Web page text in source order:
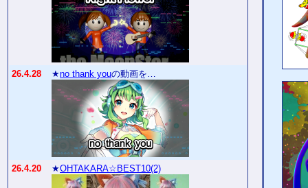
26.4.28 ★no thank youの動画を…
26.4.20 ★OHTAKARA☆BEST10(2)